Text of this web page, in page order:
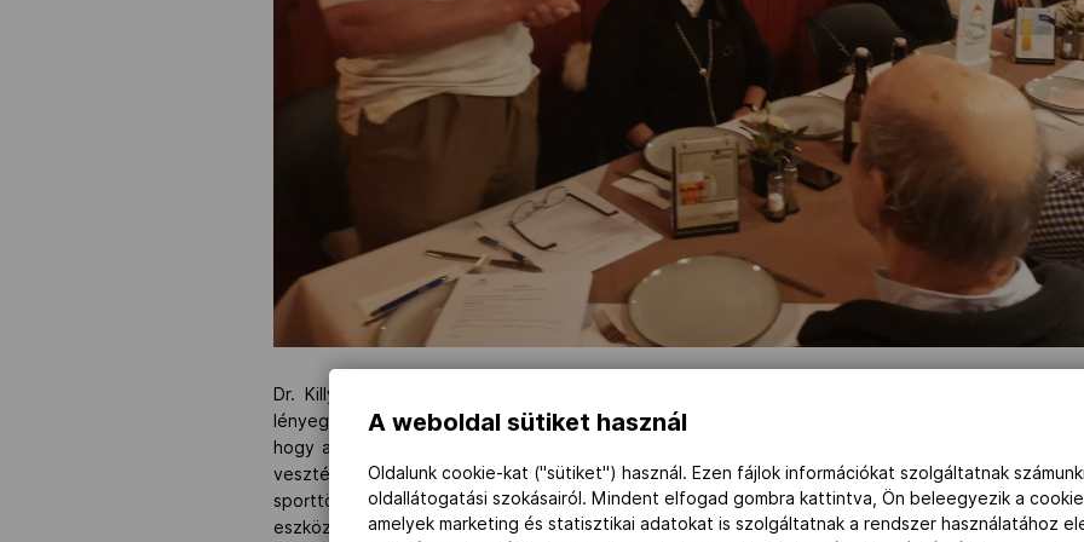
Dr. Killyéni András, a MOA tanácsának kolozsvári tagja felkérésre összefoglalta a Borsafüred
lényegét, valamint azt, hogy miért fontosak számára, számunkra a jövőben készítendő filmek.
hogy a magyar sport- és olimpiatörténet tele van szebbnél szebb történetekkel, amelyek
vesztésről, újra felállásról szólnak, és amelyeket érdemes elvinni széles körben az
sporttörténeti tudományos kutatásra építve. A tudomány eszközeivel építjük fel a kutatást
eszközökkel kiemelünk olyan rövid történeteket, amelyeket érdemes megmutatni,
A weboldal sütiket használ
Oldalunk cookie-kat ("sütiket") használ. Ezen fájlok információkat szolgáltatnak
oldallátogatási szokásairól. Mindent elfogad gombra kattintva, Ön beleegyezik a
amelyek marketing és statisztikai adatokat is szolgáltatnak a rendszer használatához